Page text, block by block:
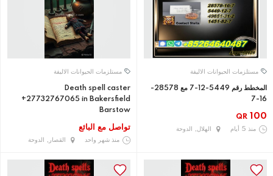
مستلزمات الحيوانات الاليفة
المخطط رقم 5449-12-7 مع 28578-
16-7
QR 100
منذ 5 أيام الهلال, الدوحة
مستلزمات الحيوانات الاليفة
Death spell caster
+27732767065 in Bakersfield
Barstow
تواصل مع البائع
منذ شهر واحد القصار, الدوحة